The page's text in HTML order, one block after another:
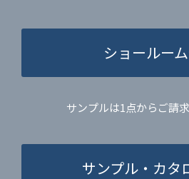
ショールー
サンプルは1点からご請
サンプル・カタ